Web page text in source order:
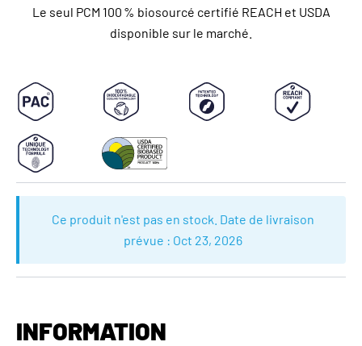
Le seul PCM 100 % biosourcé certifié REACH et USDA
disponible sur le marché.
Ce produit n'est pas en stock. Date de livraison
prévue : Oct 23, 2026
INFORMATION